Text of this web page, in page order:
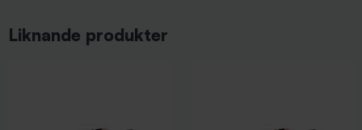
Liknande produkter